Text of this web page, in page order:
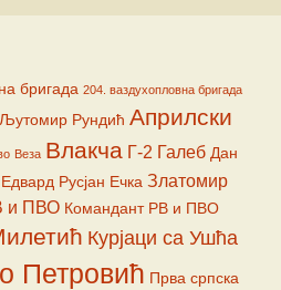
бригада 204. ваздухопловна бригада
Љутомир Рундић Априлски
Веза Влакча Г-2 Галеб Дан
Едвард Русјан Ечка Златомир
и ПВО Командант РВ и ПВО
Курјаци са Ушћа
Петровић Прва српска